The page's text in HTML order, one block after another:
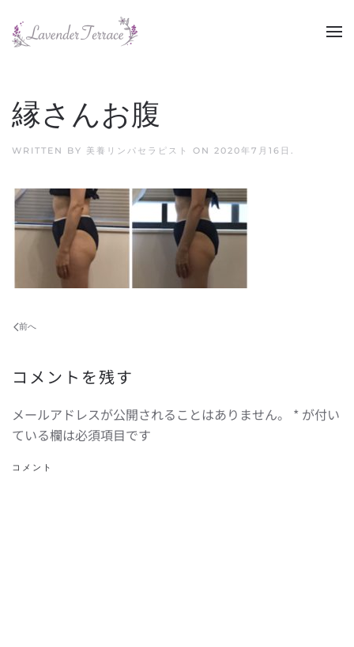
Skip to main content
縁さんお腹
WRITTEN BY 美養リンパセラピスト ON 2020年7月16日 .
前へ
コメントを残す
メールアドレスが公開されることはありません。 * が付い
ている欄は必須項目です
コメント